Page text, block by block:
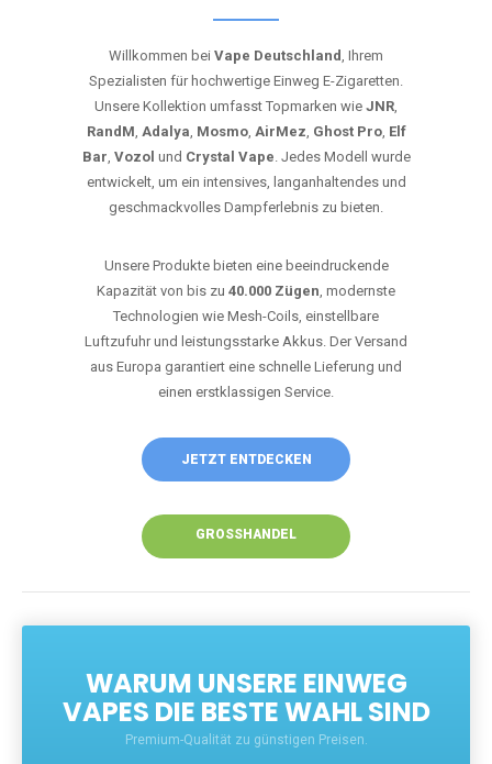
Willkommen bei Vape Deutschland, Ihrem
Spezialisten für hochwertige Einweg E-Zigaretten.
Unsere Kollektion umfasst Topmarken wie JNR,
RandM, Adalya, Mosmo, AirMez, Ghost Pro, Elf
Bar, Vozol und Crystal Vape. Jedes Modell wurde
entwickelt, um ein intensives, langanhaltendes und
geschmackvolles Dampferlebnis zu bieten.
Unsere Produkte bieten eine beeindruckende
Kapazität von bis zu 40.000 Zügen, modernste
Technologien wie Mesh-Coils, einstellbare
Luftzufuhr und leistungsstarke Akkus. Der Versand
aus Europa garantiert eine schnelle Lieferung und
einen erstklassigen Service.
JETZT ENTDECKEN
GROSSHANDEL
WARUM UNSERE EINWEG
VAPES DIE BESTE WAHL SIND
Premium-Qualität zu günstigen Preisen.